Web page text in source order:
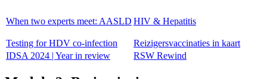
When two experts meet: AASLD HIV & Hepatitis
Testing for HDV co-infection
Reizigersvaccinaties in kaart
IDSA 2024 | Year in review
RSW Rewind